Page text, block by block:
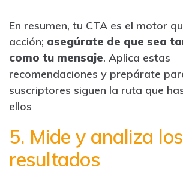
En resumen, tu CTA es el motor
acción; asegúrate de que sea
como tu mensaje. Aplica estas
recomendaciones y prepárate
suscriptores siguen la ruta que
ellos
5. Mide y analiza los
resultados